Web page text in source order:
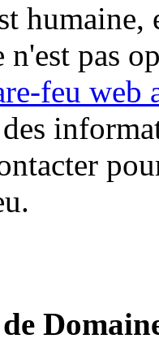
humaine,
n'est pas
feu web